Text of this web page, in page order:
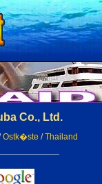
Co., Ltd.
Ostk�ste /Thailand